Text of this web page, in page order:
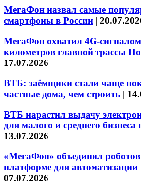
МегаФон назвал самые
смартфоны в России |
МегаФон охватил 4G-сигналом
километров главной трассы
17.07.2026
ВТБ: заёмщики стали чаще
частные дома, чем строить |
ВТБ нарастил выдачу
для малого и среднего бизнеса
13.07.2026
«МегаФон» объединил роботов
платформе для
07.07.2026